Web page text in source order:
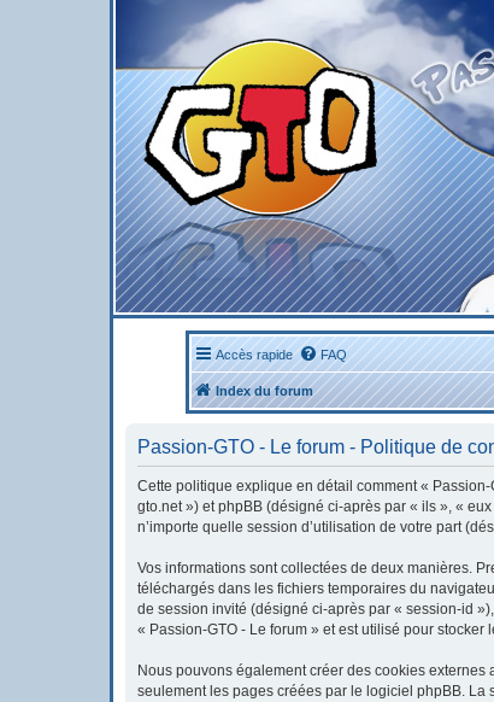
Accès rapide FAQ
Index du forum
Passion-GTO - Le forum - Politique de
Cette politique explique en détail comment «
gto.net ») et phpBB (désigné ci-après par « ils », «
n’importe quelle session d’utilisation de votre part
Vos informations sont collectées de deux manières.
téléchargés dans les fichiers temporaires du
de session invité (désigné ci-après par « session-id
« Passion-GTO - Le forum » et est utilisé pour
Nous pouvons également créer des cookies
seulement les pages créées par le logiciel phpBB. La